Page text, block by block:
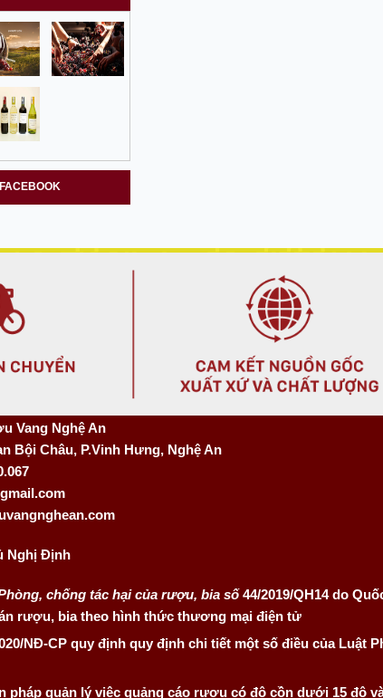
Vang Nghệ An
Bội Châu, P.Vinh Hưng, Nghệ An
Nghị Định
chống tác hại của rượu, bia số44/2019/QH14 do
rượu, bia theo hình thức thương mại điện tử
NĐ-CP quy định quy định chi tiết một số điều của Luật
pháp quản lý việc quảng cáo rượu có độ cồn dưới 15 độ